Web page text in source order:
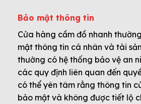
Bảo mật thông tin
Cửa hàng cầm đồ nhanh
mật thông tin cá nhân và tài
thường có hệ thống bảo vệ an
các quy định liên quan đến
có thể yên tâm rằng thông tin
bảo mật và không được tiết lộ